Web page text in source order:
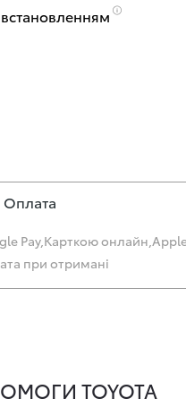
встановленням
Оплата
Pay,Карткою онлайн,
при отримані
TOYOTA